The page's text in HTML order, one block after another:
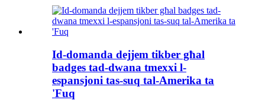
Id-domanda dejjem tikber għal
badges tad-dwana tmexxi l-
espansjoni tas-suq tal-Amerika ta
'Fuq